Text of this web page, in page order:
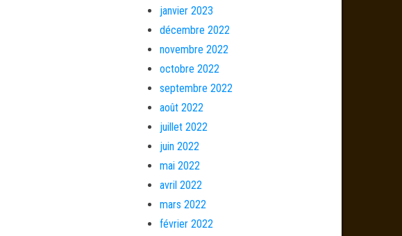
janvier 2023
décembre 2022
novembre 2022
octobre 2022
septembre 2022
août 2022
juillet 2022
juin 2022
mai 2022
avril 2022
mars 2022
février 2022